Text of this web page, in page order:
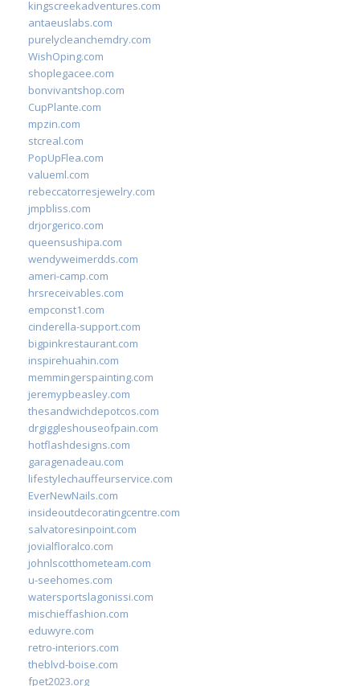
kingscreekadventures.com
antaeuslabs.com
purelycleanchemdry.com
WishOping.com
shoplegacee.com
bonvivantshop.com
CupPlante.com
mpzin.com
stcreal.com
PopUpFlea.com
valueml.com
rebeccatorresjewelry.com
jmpbliss.com
drjorgerico.com
queensushipa.com
wendyweimerdds.com
ameri-camp.com
hrsreceivables.com
empconst1.com
cinderella-support.com
bigpinkrestaurant.com
inspirehuahin.com
memmingerspainting.com
jeremypbeasley.com
thesandwichdepotcos.com
drgiggleshouseofpain.com
hotflashdesigns.com
garagenadeau.com
lifestylechauffeurservice.com
EverNewNails.com
insideoutdecoratingcentre.com
salvatoresinpoint.com
jovialfloralco.com
johnlscotthometeam.com
u-seehomes.com
watersportslagonissi.com
mischieffashion.com
eduwyre.com
retro-interiors.com
theblvd-boise.com
fpet2023.org